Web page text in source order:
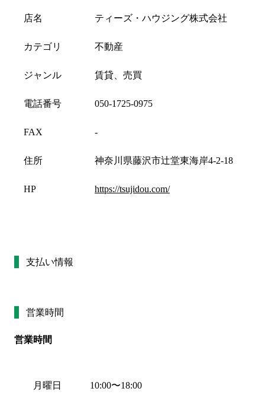
店名 ティーズ・ハウジング株式会社
カテゴリ 不動産
ジャンル 賃貸、売買
電話番号 050-1725-0975
FAX -
住所 神奈川県藤沢市辻堂東海岸4-2-18
HP https://tsujidou.com/
支払い情報
営業時間
営業時間
月曜日 10:00〜18:00